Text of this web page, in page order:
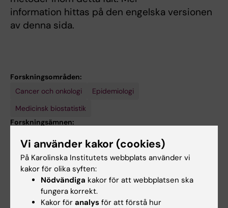
information hittas på den engelska versionen
av denna sida.
Forskningsområden:
Cancer och onkologi
Epidemiologi
Medicinsk biostatistik
Forskningsämnen:
Observationsstudier som ämne
Statistik som ämne
Överlevnadsanalys
Tekniker och metoder:
Biostatistik
Observationsstudier som ämne
Vi använder kakor (cookies)
På Karolinska Institutets webbplats använder vi
kakor för olika syften:
Nödvändiga kakor för att webbplatsen ska
fungera korrekt.
Kakor för analys för att förstå hur